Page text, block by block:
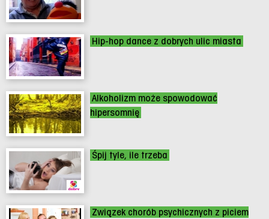
Hip-hop dance z dobrych ulic miasta
Alkoholizm może spowodować
hipersomnię
Śpij tyle, ile trzeba
Związek chorób psychicznych z piciem